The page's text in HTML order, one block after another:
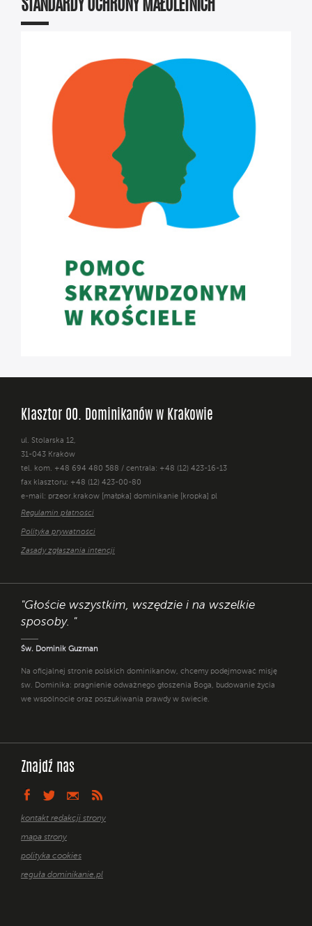
STANDARDY OCHRONY MAŁOLETNICH
Klasztor OO. Dominikanów w Krakowie
ul. Stolarska 12,
31-043 Kraków
tel. kom. +48 694 480 588 / centrala: +48 (12) 423-16-13
fax klasztoru: +48 (12) 423-00-80
e-mail: przeor.krakow [małpka] dominikanie [kropka] pl
Regulamin płatności
Polityka prywatności
Zasady zgłaszania intencji
"Głoście wszystkim, wszędzie i na wszelkie
sposoby. "
Św. Dominik Guzman
Na oficjalnej stronie polskich dominikanów, chcemy podejmować misję
św. Dominika: pragnienie odważnego głoszenia Boga, budowanie życia
we wspólnocie oraz poszukiwania prawdy w świecie.
Znajdź nas
kontakt redakcji strony
mapa strony
polityka cookies
reguła dominikanie.pl